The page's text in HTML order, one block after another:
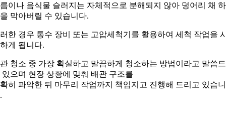
이나 음식물 슬러지는 자체적으로 분해되지 않아 덩어리 채
막아버릴 수 있습니다.
한 경우 통수 장비 또는 고압세척기를 활용하여 세척 작업을
게 됩니다.
청소 중 가장 확실하고 말끔하게 청소하는 방법이라고 말씀
있으며 현장 상황에 맞춰 배관 구조를
히 파악한 뒤 마무리 작업까지 책임지고 진행해 드리고 있습니